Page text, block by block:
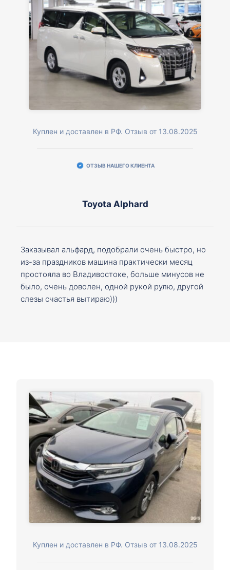
Куплен и доставлен в РФ. Отзыв от 13.08.2025
ОТЗЫВ НАШЕГО КЛИЕНТА
Toyota Alphard
Заказывал альфард, подобрали очень быстро, но
из-за праздников машина практически месяц
простояла во Владивостоке, больше минусов не
было, очень доволен, одной рукой рулю, другой
слезы счастья вытираю)))
Куплен и доставлен в РФ. Отзыв от 13.08.2025